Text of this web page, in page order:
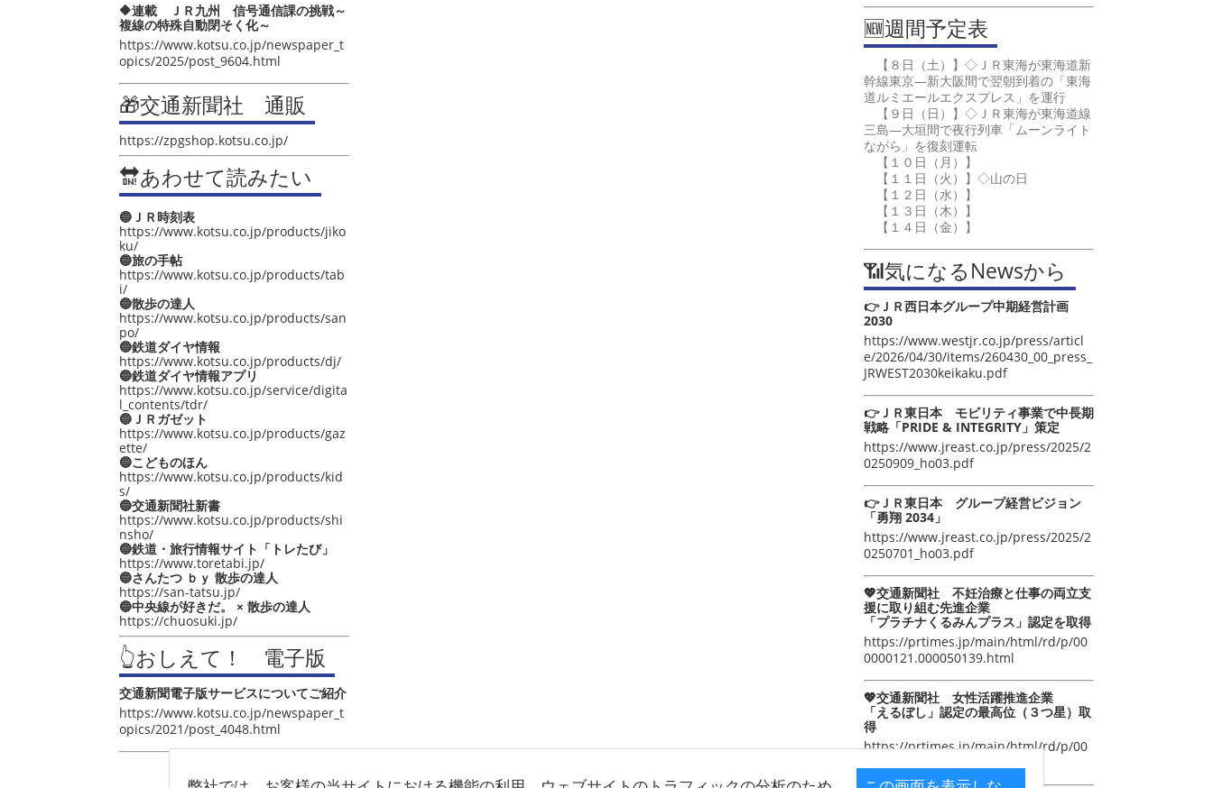
🔶連載 ＪＲ九州 信号通信課の挑戦～
複線の特殊自動閉そく化～
https://www.kotsu.co.jp/newspaper_t
opics/2025/post_9604.html
🎁交通新聞社 通販
https://zpgshop.kotsu.co.jp/
🔛あわせて読みたい
🔵ＪＲ時刻表
https://www.kotsu.co.jp/products/jiko
ku/
🔵旅の手帖
https://www.kotsu.co.jp/products/tab
i/
🔵散歩の達人
https://www.kotsu.co.jp/products/san
po/
🔵鉄道ダイヤ情報
https://www.kotsu.co.jp/products/dj/
🔵鉄道ダイヤ情報アプリ
https://www.kotsu.co.jp/service/digita
l_contents/tdr/
🔵ＪＲガゼット
https://www.kotsu.co.jp/products/gaz
ette/
🔵こどものほん
https://www.kotsu.co.jp/products/kid
s/
🔵交通新聞社新書
https://www.kotsu.co.jp/products/shi
nsho/
🔵鉄道・旅行情報サイト「トレたび」
https://www.toretabi.jp/
🔵さんたつ ｂｙ 散歩の達人
https://san-tatsu.jp/
🔵中央線が好きだ。 × 散歩の達人
https://chuosuki.jp/
👆おしえて！ 電子版
交通新聞電子版サービスについてご紹介
https://www.kotsu.co.jp/newspaper_t
opics/2021/post_4048.html
🆕週間予定表
【８日（土）】◇ＪＲ東海が東海道新
幹線東京―新大阪間で翌朝到着の「東海
道ルミエールエクスプレス」を運行
【９日（日）】◇ＪＲ東海が東海道線
三島―大垣間で夜行列車「ムーンライト
ながら」を復刻運転
【１０日（月）】
【１１日（火）】◇山の日
【１２日（水）】
【１３日（木）】
【１４日（金）】
📶気になるNewsから
👉ＪＲ西日本グループ中期経営計画
2030
https://www.westjr.co.jp/press/articl
e/2026/04/30/items/260430_00_press_
JRWEST2030keikaku.pdf
👉ＪＲ東日本 モビリティ事業で中長期
戦略「PRIDE & INTEGRITY」策定
https://www.jreast.co.jp/press/2025/2
0250909_ho03.pdf
👉ＪＲ東日本 グループ経営ビジョン
「勇翔 2034」
https://www.jreast.co.jp/press/2025/2
0250701_ho03.pdf
💖交通新聞社 不妊治療と仕事の両立支
援に取り組む先進企業
「プラチナくるみんプラス」認定を取得
https://prtimes.jp/main/html/rd/p/00
0000121.000050139.html
💖交通新聞社 女性活躍推進企業
「えるぼし」認定の最高位（３つ星）取
得
https://prtimes.jp/main/html/rd/p/00